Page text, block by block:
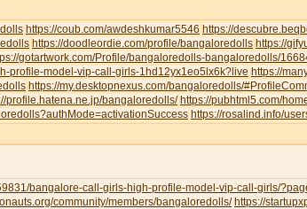
https://coub.com/awdeshkumar5546 https://
https://doodleordie.com/profile/bangaloredolls https://
gotartwork.com/Profile/bangaloredolls-bangaloredolls/
profile-model-vip-call-girls-1hd12yx1eo5lx6k?live https://
https://my.desktopnexus.com/bangaloredolls/
profile.hatena.ne.jp/bangaloredolls/ https://pubhtml5.com/
https://rosalind.info/
bangalore-call-girls-high-profile-model-vip-call-girls/
community/members/bangaloredolls/ https://